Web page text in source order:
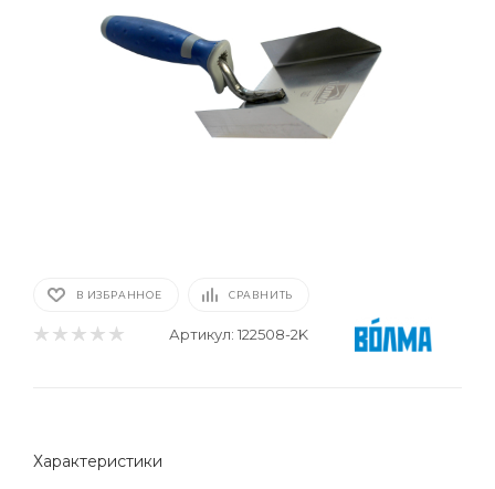
В ИЗБРАННОЕ СРАВНИТЬ
Артикул: 122508-2K
Характеристики